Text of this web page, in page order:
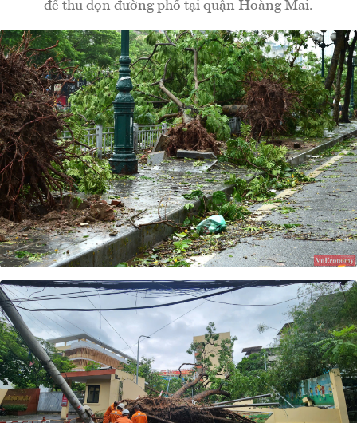
để thu dọn đường phố tại quận Hoàng Mai.